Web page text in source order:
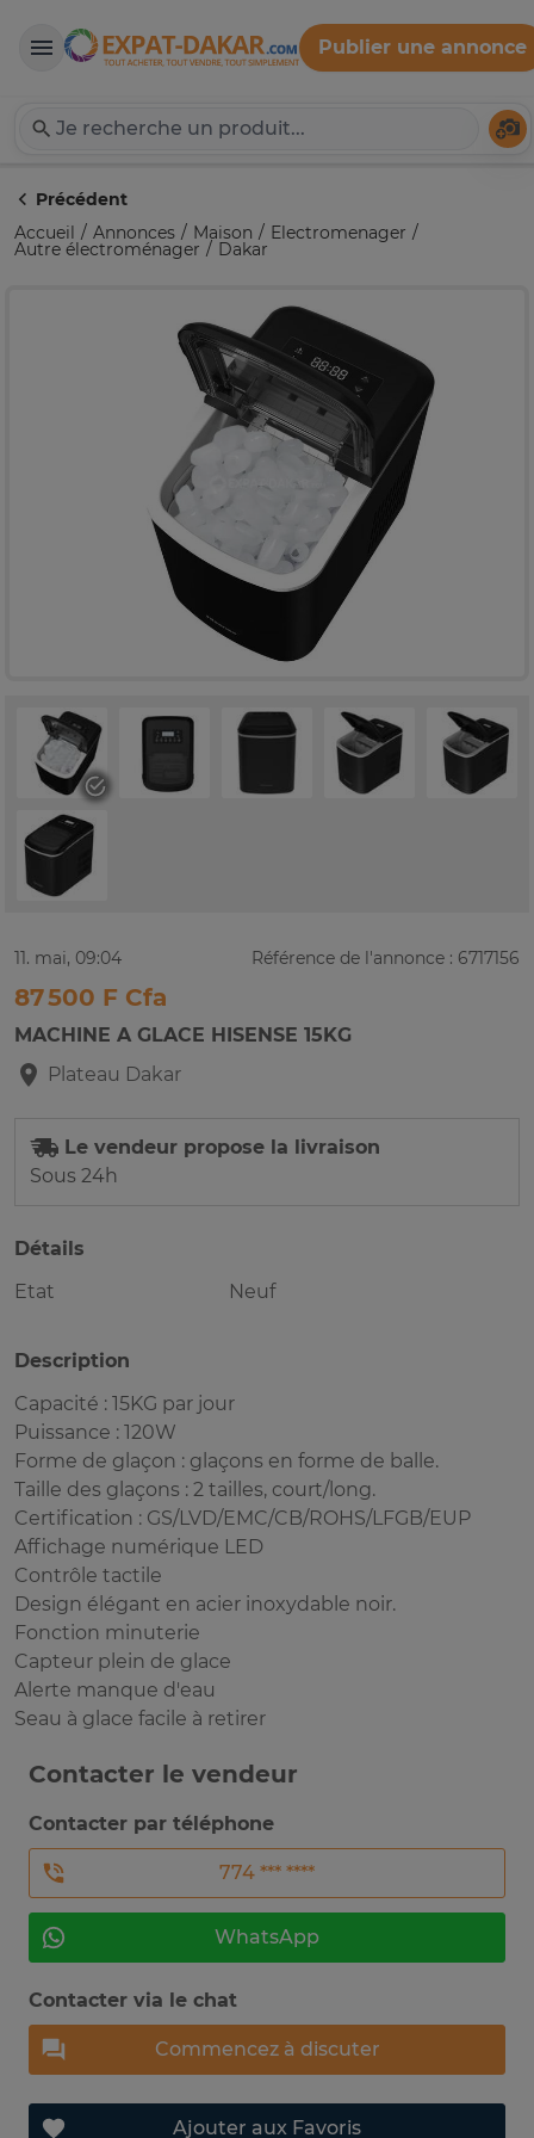
Expat-Dakar
Publier une annonce
Précédent
Accueil
Annonces Maison Electromenager
Autre électroménager Dakar
11. mai, 09:04 Référence de l'annonce : 6717156
87 500 F Cfa
MACHINE A GLACE HISENSE 15KG
Plateau Dakar
Le vendeur propose la livraison
Sous 24h
Détails
Etat
Neuf
Description
Capacité : 15KG par jour
Puissance : 120W
Forme de glaçon : glaçons en forme de balle.
Taille des glaçons : 2 tailles, court/long.
Certification : GS/LVD/EMC/CB/ROHS/LFGB/EUP
Affichage numérique LED
Contrôle tactile
Design élégant en acier inoxydable noir.
Fonction minuterie
Capteur plein de glace
Alerte manque d'eau
Seau à glace facile à retirer
Contacter le vendeur
Contacter par téléphone
774 *** ****
WhatsApp
Contacter via le chat
Commencez à discuter
Ajouter aux Favoris